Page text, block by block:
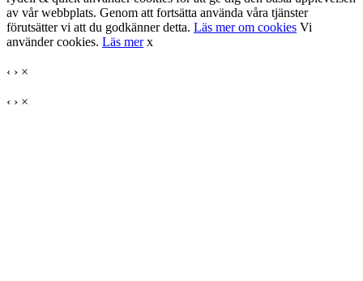
av vår webbplats. Genom att fortsätta använda våra tjänster
förutsätter vi att du godkänner detta. Läs mer om cookies Vi
använder cookies. Läs mer x
‹ › ×
‹ › ×